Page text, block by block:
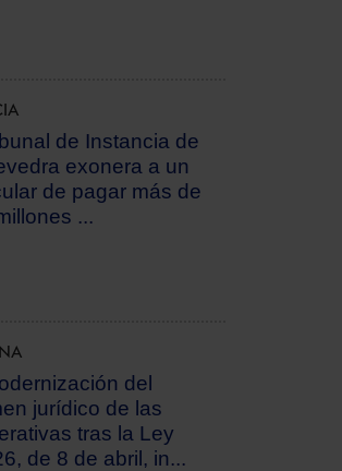
de Instancia de
exonera a un
de pagar más de
...
del
jurídico de las
tras la Ley
de 8 de abril, in...